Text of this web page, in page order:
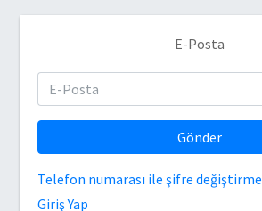
E-Posta
Gönder
Telefon numarası ile şifre değiştirme
Giriş Yap